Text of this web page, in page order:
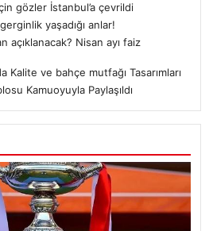
gözler İstanbul’a çevrildi
yaşadığı anlar!
açıklanacak? Nisan ayı faiz
Kalite ve bahçe mutfağı Tasarımları
Kamuoyuyla Paylaşıldı